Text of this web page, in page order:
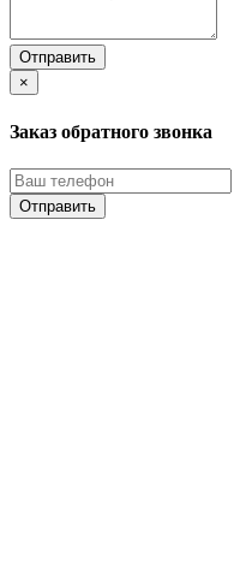
×
Заказ обратного звонка